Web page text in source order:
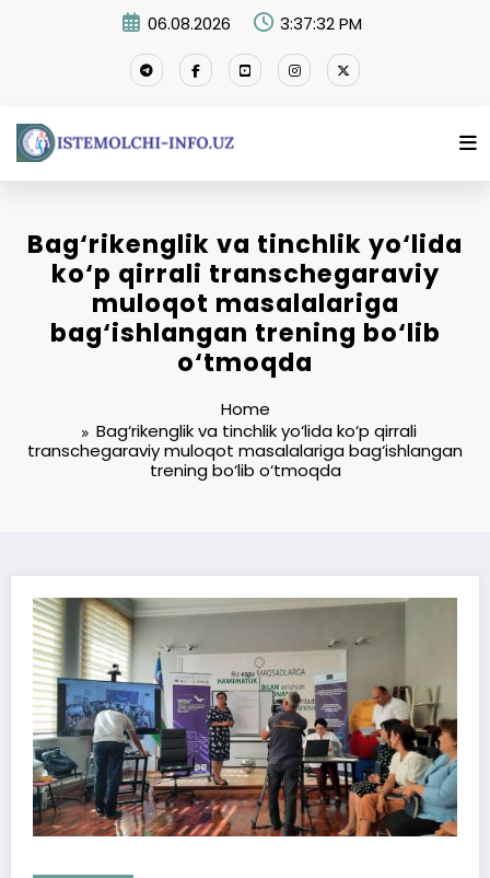
06.08.2026 3:37:33 PM
Bag‘rikenglik va tinchlik yo‘lida
ko‘p qirrali transchegaraviy
muloqot masalalariga
bag‘ishlangan trening bo‘lib
o‘tmoqda
Home
Bag‘rikenglik va tinchlik yo‘lida ko‘p qirrali
transchegaraviy muloqot masalalariga bag‘ishlangan
trening bo‘lib o‘tmoqda